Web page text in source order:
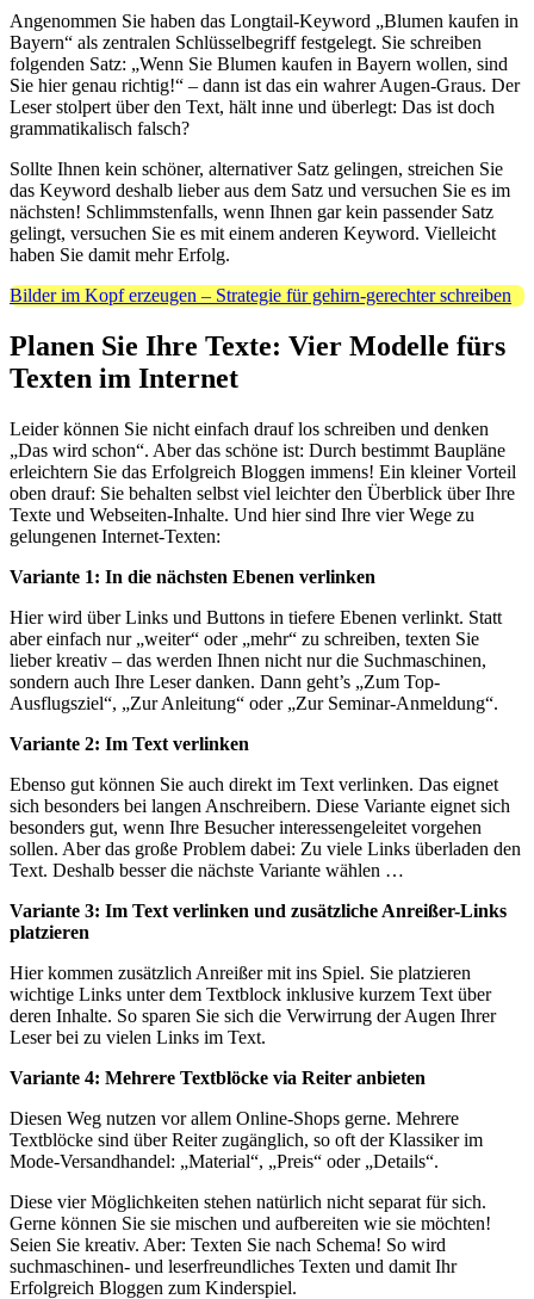
Angenommen Sie haben das Longtail-Keyword „Blumen kaufen in
Bayern“ als zentralen Schlüsselbegriff festgelegt. Sie schreiben
folgenden Satz: „Wenn Sie Blumen kaufen in Bayern wollen, sind
Sie hier genau richtig!“ – dann ist das ein wahrer Augen-Graus. Der
Leser stolpert über den Text, hält inne und überlegt: Das ist doch
grammatikalisch falsch?
Sollte Ihnen kein schöner, alternativer Satz gelingen, streichen Sie
das Keyword deshalb lieber aus dem Satz und versuchen Sie es im
nächsten! Schlimmstenfalls, wenn Ihnen gar kein passender Satz
gelingt, versuchen Sie es mit einem anderen Keyword. Vielleicht
haben Sie damit mehr Erfolg.
Bilder im Kopf erzeugen – Strategie für gehirn-gerechter schreiben
Planen Sie Ihre Texte: Vier Modelle fürs
Texten im Internet
Leider können Sie nicht einfach drauf los schreiben und denken
„Das wird schon“. Aber das schöne ist: Durch bestimmt Baupläne
erleichtern Sie das Erfolgreich Bloggen immens! Ein kleiner Vorteil
oben drauf: Sie behalten selbst viel leichter den Überblick über Ihre
Texte und Webseiten-Inhalte. Und hier sind Ihre vier Wege zu
gelungenen Internet-Texten:
Variante 1: In die nächsten Ebenen verlinken
Hier wird über Links und Buttons in tiefere Ebenen verlinkt. Statt
aber einfach nur „weiter“ oder „mehr“ zu schreiben, texten Sie
lieber kreativ – das werden Ihnen nicht nur die Suchmaschinen,
sondern auch Ihre Leser danken. Dann geht’s „Zum Top-
Ausflugsziel“, „Zur Anleitung“ oder „Zur Seminar-Anmeldung“.
Variante 2: Im Text verlinken
Ebenso gut können Sie auch direkt im Text verlinken. Das eignet
sich besonders bei langen Anschreibern. Diese Variante eignet sich
besonders gut, wenn Ihre Besucher interessengeleitet vorgehen
sollen. Aber das große Problem dabei: Zu viele Links überladen den
Text. Deshalb besser die nächste Variante wählen …
Variante 3: Im Text verlinken und zusätzliche Anreißer-Links
platzieren
Hier kommen zusätzlich Anreißer mit ins Spiel. Sie platzieren
wichtige Links unter dem Textblock inklusive kurzem Text über
deren Inhalte. So sparen Sie sich die Verwirrung der Augen Ihrer
Leser bei zu vielen Links im Text.
Variante 4: Mehrere Textblöcke via Reiter anbieten
Diesen Weg nutzen vor allem Online-Shops gerne. Mehrere
Textblöcke sind über Reiter zugänglich, so oft der Klassiker im
Mode-Versandhandel: „Material“, „Preis“ oder „Details“.
Diese vier Möglichkeiten stehen natürlich nicht separat für sich.
Gerne können Sie sie mischen und aufbereiten wie sie möchten!
Seien Sie kreativ. Aber: Texten Sie nach Schema! So wird
suchmaschinen- und leserfreundliches Texten und damit Ihr
Erfolgreich Bloggen zum Kinderspiel.